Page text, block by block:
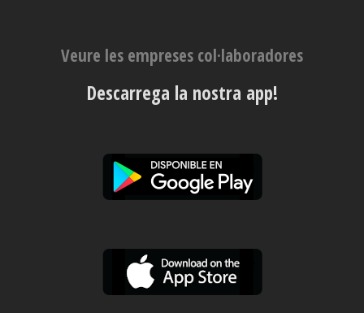
Veure les empreses col·laboradores
Descarrega la nostra app!